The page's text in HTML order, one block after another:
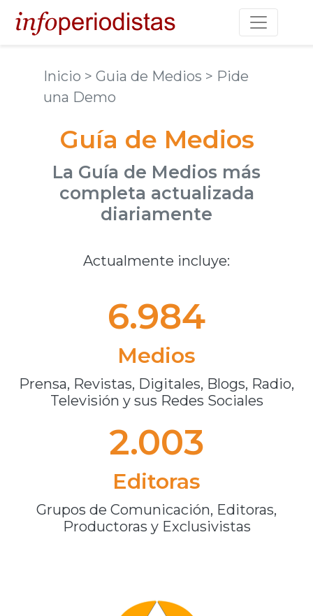
Toggle
Inicio > Guia de Medios > Pide
una Demo
Guía de Medios
La Guía de Medios más
completa actualizada
diariamente
Actualmente incluye:
6.984
Medios
Prensa, Revistas, Digitales, Blogs, Radio,
Televisión y sus Redes Sociales
2.003
Editoras
Grupos de Comunicación, Editoras,
Productoras y Exclusivistas